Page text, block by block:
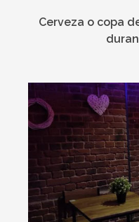
Cerveza o copa